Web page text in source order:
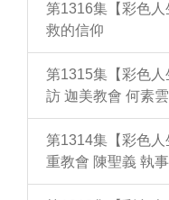
第1316集【彩色
救的信仰
第1315集【彩色
訪 迦美教會 何素
第1314集【彩色
重教會 陳聖義 執事